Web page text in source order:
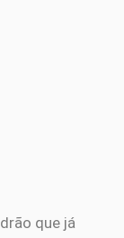
que já